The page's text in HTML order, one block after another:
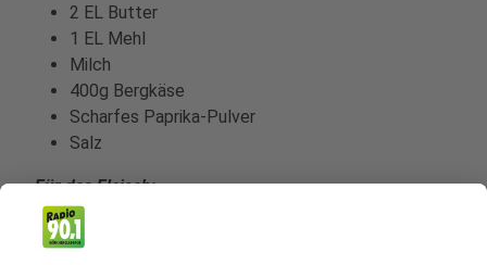
2 EL Butter
1 EL Mehl
Milch
400g Bergkäse
Scharfes Paprika-Pulver
Salz
Für das Fleisch:
Wenn möglich: Argentinisches Rinderfilet